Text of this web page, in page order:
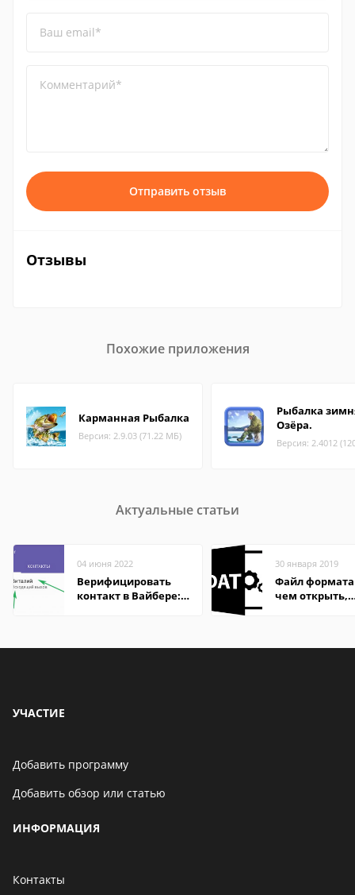
Ваш email*
Комментарий*
Отправить отзыв
Отзывы
Похожие приложения
Карманная Рыбалка
Версия: 2.9.03 (71.22 МБ)
Рыбалка
Озёра.
Версия: 2.4012
Актуальные статьи
04 июня 2022
Верифицировать
контакт в Вайбере:
30 января 2019
Файл формата
чем открыть,
УЧАСТИЕ
Добавить программу
Добавить обзор или статью
ИНФОРМАЦИЯ
Контакты